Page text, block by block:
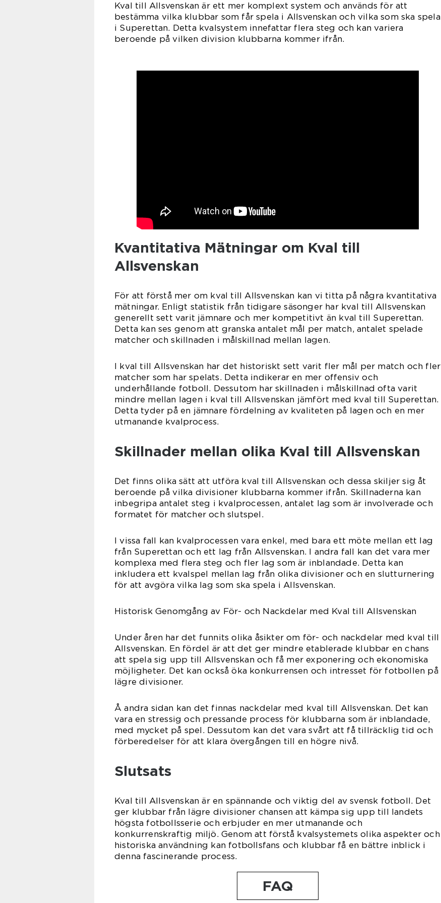
Kval till Allsvenskan är ett mer komplext system och används för att
bestämma vilka klubbar som får spela i Allsvenskan och vilka som ska spela
i Superettan. Detta kvalsystem innefattar flera steg och kan variera
beroende på vilken division klubbarna kommer ifrån.
Kvantitativa Mätningar om Kval till
Allsvenskan
För att förstå mer om kval till Allsvenskan kan vi titta på några kvantitativa
mätningar. Enligt statistik från tidigare säsonger har kval till Allsvenskan
generellt sett varit jämnare och mer kompetitivt än kval till Superettan.
Detta kan ses genom att granska antalet mål per match, antalet spelade
matcher och skillnaden i målskillnad mellan lagen.
I kval till Allsvenskan har det historiskt sett varit fler mål per match och fler
matcher som har spelats. Detta indikerar en mer offensiv och
underhållande fotboll. Dessutom har skillnaden i målskillnad ofta varit
mindre mellan lagen i kval till Allsvenskan jämfört med kval till Superettan.
Detta tyder på en jämnare fördelning av kvaliteten på lagen och en mer
utmanande kvalprocess.
Skillnader mellan olika Kval till Allsvenskan
Det finns olika sätt att utföra kval till Allsvenskan och dessa skiljer sig åt
beroende på vilka divisioner klubbarna kommer ifrån. Skillnaderna kan
inbegripa antalet steg i kvalprocessen, antalet lag som är involverade och
formatet för matcher och slutspel.
I vissa fall kan kvalprocessen vara enkel, med bara ett möte mellan ett lag
från Superettan och ett lag från Allsvenskan. I andra fall kan det vara mer
komplexa med flera steg och fler lag som är inblandade. Detta kan
inkludera ett kvalspel mellan lag från olika divisioner och en slutturnering
för att avgöra vilka lag som ska spela i Allsvenskan.
Historisk Genomgång av För- och Nackdelar med Kval till Allsvenskan
Under åren har det funnits olika åsikter om för- och nackdelar med kval till
Allsvenskan. En fördel är att det ger mindre etablerade klubbar en chans
att spela sig upp till Allsvenskan och få mer exponering och ekonomiska
möjligheter. Det kan också öka konkurrensen och intresset för fotbollen på
lägre divisioner.
Å andra sidan kan det finnas nackdelar med kval till Allsvenskan. Det kan
vara en stressig och pressande process för klubbarna som är inblandade,
med mycket på spel. Dessutom kan det vara svårt att få tillräcklig tid och
förberedelser för att klara övergången till en högre nivå.
Slutsats
Kval till Allsvenskan är en spännande och viktig del av svensk fotboll. Det
ger klubbar från lägre divisioner chansen att kämpa sig upp till landets
högsta fotbollsserie och erbjuder en mer utmanande och
konkurrenskraftig miljö. Genom att förstå kvalsystemets olika aspekter och
historiska användning kan fotbollsfans och klubbar få en bättre inblick i
denna fascinerande process.
FAQ